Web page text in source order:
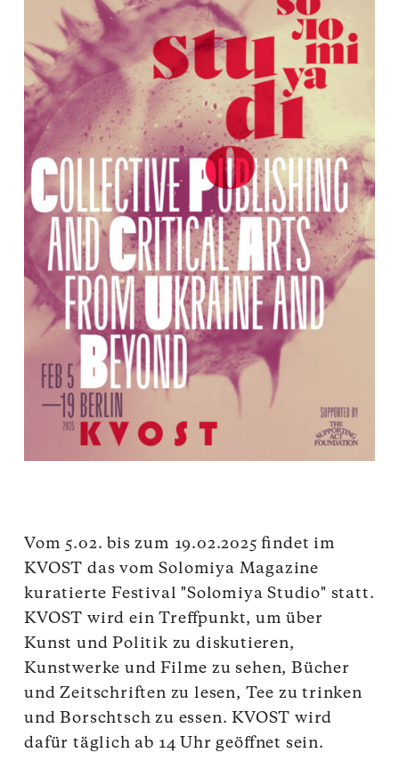
Vom 5.02. bis zum 19.02.2025 findet im
KVOST das vom Solomiya Magazine
kuratierte Festival "Solomiya Studio" statt.
KVOST wird ein Treffpunkt, um über
Kunst und Politik zu diskutieren,
Kunstwerke und Filme zu sehen, Bücher
und Zeitschriften zu lesen, Tee zu trinken
und Borschtsch zu essen. KVOST wird
dafür täglich ab 14 Uhr geöffnet sein.